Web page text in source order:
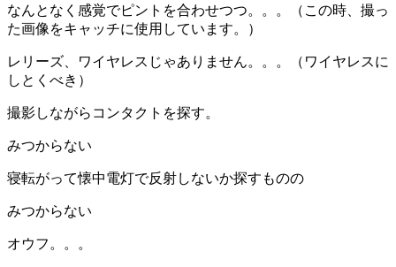
なんとなく感覚でピントを合わせつつ。。。（この時、撮っ
た画像をキャッチに使用しています。）
レリーズ、ワイヤレスじゃありません。。。（ワイヤレスに
しとくべき）
撮影しながらコンタクトを探す。
みつからない
寝転がって懐中電灯で反射しないか探すものの
みつからない
オウフ。。。